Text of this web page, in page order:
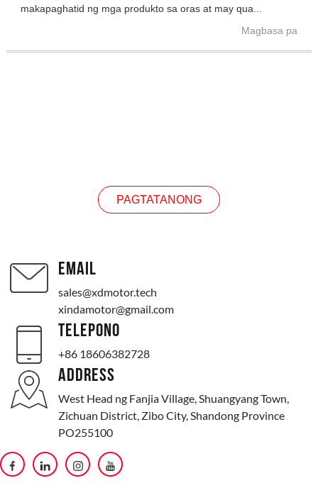
makapaghatid ng mga produkto sa oras at may qua...
Magbasa pa
PAGTATANONG
EMAIL
sales@xdmotor.tech
xindamotor@gmail.com
TELEPONO
+86 18606382728
ADDRESS
West Head ng Fanjia Village, Shuangyang Town,
Zichuan District, Zibo City, Shandong Province
PO255100